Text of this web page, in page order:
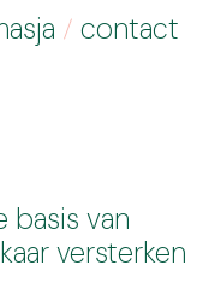
contact
van
versterken